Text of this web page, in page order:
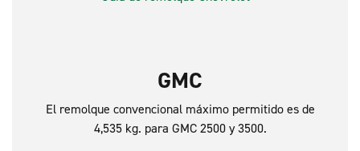
GMC
El remolque convencional máximo permitido es de
4,535 kg. para GMC 2500 y 3500.